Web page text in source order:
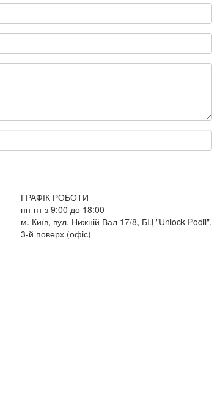
ГРАФІК РОБОТИ
пн-пт з 9:00 до 18:00
м. Київ, вул. Нижній Вал 17/8, БЦ "Unlock Podil",
3-й поверх (офіс)